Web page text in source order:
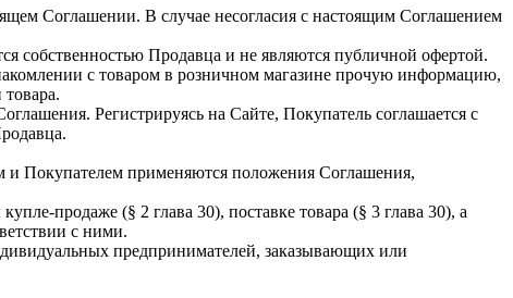
Соглашении. В случае несогласия с настоящим Соглашением
собственностью Продавца и не являются публичной офертой.
с товаром в розничном магазине прочую информацию,
Регистрируясь на Сайте, Покупатель соглашается с
Покупателем применяются положения Соглашения,
продаже (§ 2 глава 30), поставке товара (§ 3 глава 30), а
с ними.
предпринимателей, заказывающих или